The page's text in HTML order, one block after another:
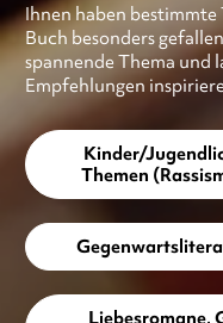
Ihnen haben bestimmte
Buch besonders
spannende Thema und
Empfehlungen
Kinder/
Themen
Liebesromane,